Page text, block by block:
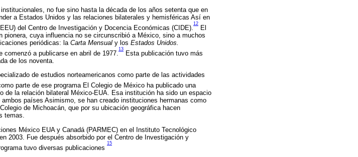
no fue sino hasta la década de los años setenta que en
a Estados Unidos y las relaciones bilaterales y hemisféricas Así en
del Centro de Investigación y Docencia Económicas (CIDE).
12
El
cuya influencia no se circunscribió a México, sino a muchos
periódicas: la Carta Mensual y los Estados Unidos.
comenzó a publicarse en abril de 1977.
13
Esta publicación tuvo más
de los noventa.
de estudios norteamericanos como parte de las actividades
parte de ese programa El Colegio de México ha publicado una
de la relación bilateral México-EUA. Esa institución ha sido un espacio
países Asimismo, se han creado instituciones hermanas como
de Michoacán, que por su ubicación geográfica hacen
temas.
México EUA y Canadá (PARMEC) en el Instituto Tecnológico
2003. Fue después absorbido por el Centro de Investigación y
tuvo diversas publicaciones
15